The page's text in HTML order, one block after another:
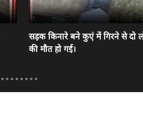
सड़क किनारे बने कुएं में गिरने से दो
की मौत हो गई।